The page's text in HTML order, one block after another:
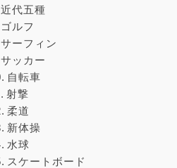
近代五種
ゴルフ
サーフィン
サッカー
自転車
射撃
柔道
新体操
水球
スケートボード